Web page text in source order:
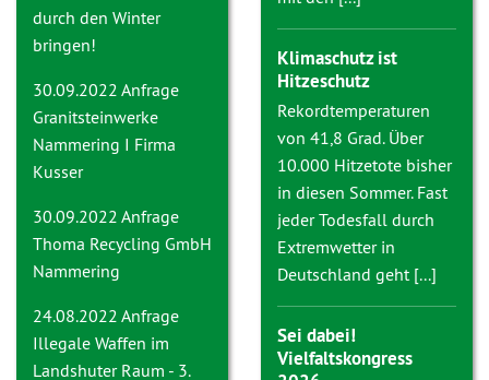
durch den Winter
bringen!
30.09.2022 Anfrage
Granitsteinwerke
Nammering I Firma
Kusser
30.09.2022 Anfrage
Thoma Recycling GmbH
Nammering
24.08.2022 Anfrage
Illegale Waffen im
Landshuter Raum - 3.
Klimaschutz ist
Hitzeschutz
Rekordtemperaturen
von 41,8 Grad. Über
10.000 Hitzetote bisher
in diesen Sommer. Fast
jeder Todesfall durch
Extremwetter in
Deutschland geht [...]
Sei dabei!
Vielfaltskongress